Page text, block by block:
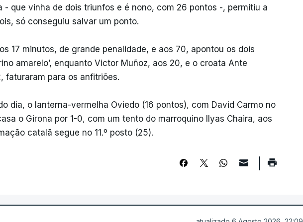
- que vinha de dois triunfos e é nono, com 26 pontos -, permitiu a
só conseguiu salvar um ponto.
17 minutos, de grande penalidade, e aos 70, apontou os dois
amarelo’, enquanto Victor Muñoz, aos 20, e o croata Ante
faturaram para os anfitriões.
dia, o lanterna-vermelha Oviedo (16 pontos), com David Carmo no
o Girona por 1-0, com um tento do marroquino Ilyas Chaira, aos
catalã segue no 11.º posto (25).